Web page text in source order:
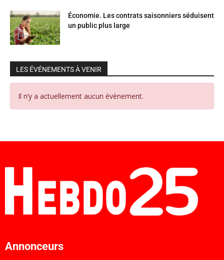
Économie. Les contrats saisonniers séduisent
un public plus large
LES ÉVÉNEMENTS À VENIR
Il n’y a actuellement aucun évènement.
Annonceurs